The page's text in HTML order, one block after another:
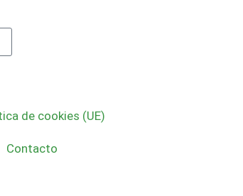
de cookies (UE)
Contacto